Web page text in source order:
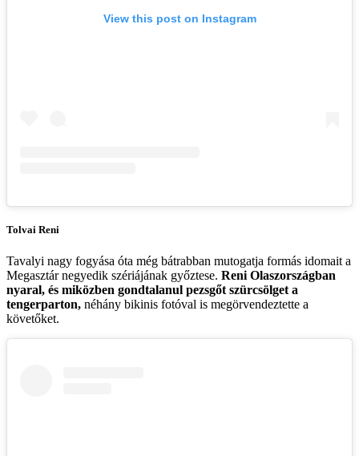
View this post on Instagram
Tolvai Reni
Tavalyi nagy fogyása óta még bátrabban mutogatja formás idomait a
Megasztár negyedik szériájának győztese. Reni Olaszországban
nyaral, és miközben gondtalanul pezsgőt szürcsölget a
tengerparton, néhány bikinis fotóval is megörvendeztette a
követőket.